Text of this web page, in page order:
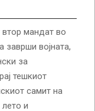
втор мандат во
заврши војната,
за
тешкиот
самит на
и